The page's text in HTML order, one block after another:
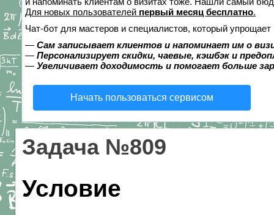
Для новых пользователей первый месяц бесплатно.
Чат-бот для мастеров и специалистов, который упрощает
— Сам записывает клиентов и напоминает им о
— Персонализирует скидки, чаевые, кэшбэк и
— Увеличивает доходимость и помогает больше
Начать пользоваться сервисом
Задача №809
Условие